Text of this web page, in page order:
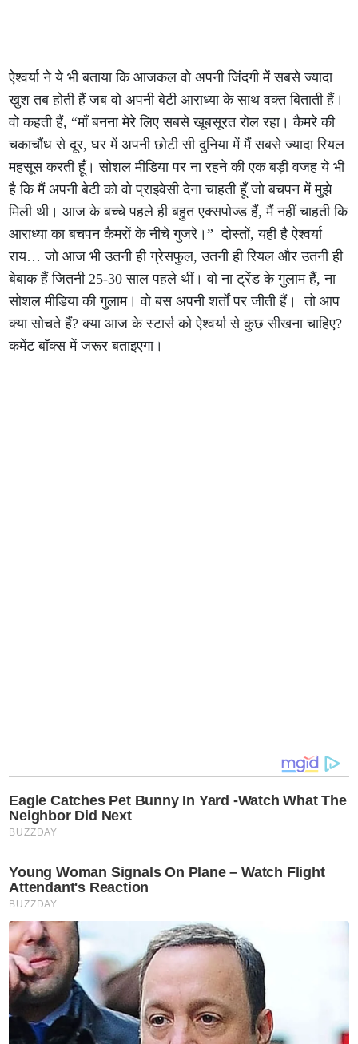
ऐश्वर्या ने ये भी बताया कि आजकल वो अपनी जिंदगी में सबसे ज्यादा
खुश तब होती हैं जब वो अपनी बेटी आराध्या के साथ वक्त बिताती हैं।
वो कहती हैं, “माँ बनना मेरे लिए सबसे खूबसूरत रोल रहा। कैमरे की
चकाचौंध से दूर, घर में अपनी छोटी सी दुनिया में मैं सबसे ज्यादा रियल
महसूस करती हूँ। सोशल मीडिया पर ना रहने की एक बड़ी वजह ये भी
है कि मैं अपनी बेटी को वो प्राइवेसी देना चाहती हूँ जो बचपन में मुझे
मिली थी। आज के बच्चे पहले ही बहुत एक्सपोज्ड हैं, मैं नहीं चाहती कि
आराध्या का बचपन कैमरों के नीचे गुजरे।” दोस्तों, यही है ऐश्वर्या
राय… जो आज भी उतनी ही ग्रेसफुल, उतनी ही रियल और उतनी ही
बेबाक हैं जितनी 25-30 साल पहले थीं। वो ना ट्रेंड के गुलाम हैं, ना
सोशल मीडिया की गुलाम। वो बस अपनी शर्तों पर जीती हैं। तो आप
क्या सोचते हैं? क्या आज के स्टार्स को ऐश्वर्या से कुछ सीखना चाहिए?
कमेंट बॉक्स में जरूर बताइएगा।